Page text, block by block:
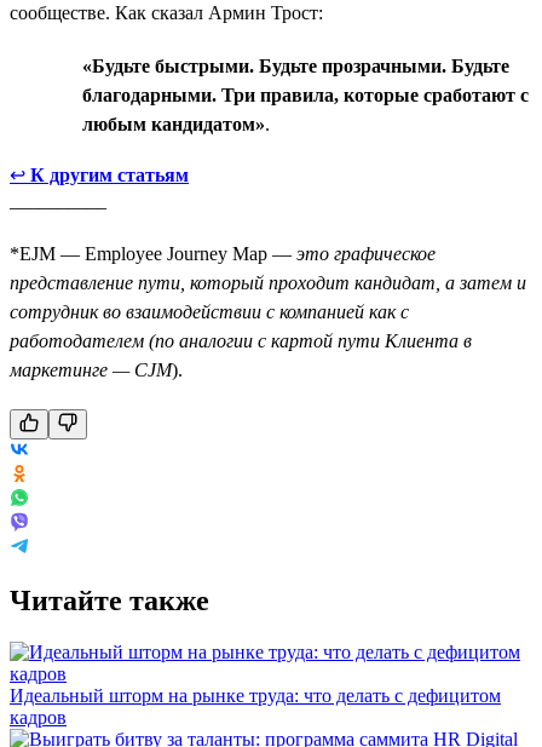
сообществе. Как сказал Армин Трост:
«Будьте быстрыми. Будьте прозрачными. Будьте
благодарными. Три правила, которые сработают с
любым кандидатом».
↩ К другим статьям
*EJM — Employee Journey Map — это графическое
представление пути, который проходит кандидат, а затем и
сотрудник во взаимодействии с компанией как c
работодателем (по аналогии с картой пути Клиента в
маркетинге — CJM).
Читайте также
Идеальный шторм на рынке труда: что делать с дефицитом
кадров